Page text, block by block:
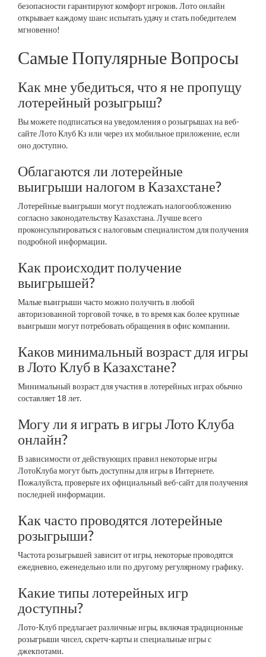
безопасности гарантируют комфорт игроков. Лото онлайн
открывает каждому шанс испытать удачу и стать победителем
мгновенно!
Самые Популярные Вопросы
Как мне убедиться, что я не пропущу
лотерейный розыгрыш?
Вы можете подписаться на уведомления о розыгрышах на веб-
сайте Лото Клуб Кз или через их мобильное приложение, если
оно доступно.
Облагаются ли лотерейные
выигрыши налогом в Казахстане?
Лотерейные выигрыши могут подлежать налогообложению
согласно законодательству Казахстана. Лучше всего
проконсультироваться с налоговым специалистом для получения
подробной информации.
Как происходит получение
выигрышей?
Малые выигрыши часто можно получить в любой
авторизованной торговой точке, в то время как более крупные
выигрыши могут потребовать обращения в офис компании.
Каков минимальный возраст для игры
в Лото Клуб в Казахстане?
Минимальный возраст для участия в лотерейных играх обычно
составляет 18 лет.
Могу ли я играть в игры Лото Клуба
онлайн?
В зависимости от действующих правил некоторые игры
ЛотоКлуба могут быть доступны для игры в Интернете.
Пожалуйста, проверьте их официальный веб-сайт для получения
последней информации.
Как часто проводятся лотерейные
розыгрыши?
Частота розыгрышей зависит от игры, некоторые проводятся
ежедневно, еженедельно или по другому регулярному графику.
Какие типы лотерейных игр
доступны?
Лото-Клуб предлагает различные игры, включая традиционные
розыгрыши чисел, скретч-карты и специальные игры с
джекпотами.